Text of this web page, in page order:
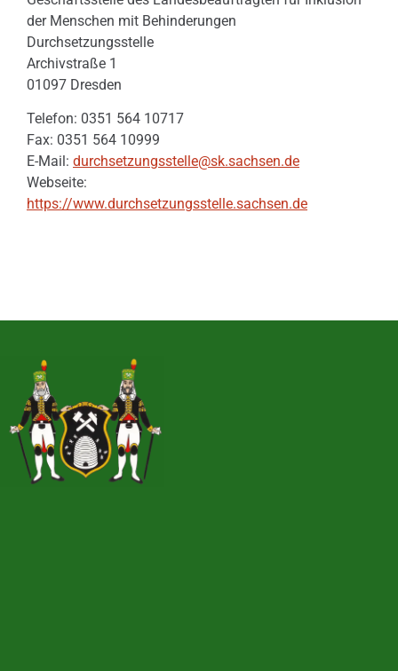
der Menschen mit Behinderungen
Durchsetzungsstelle
Archivstraße 1
01097 Dresden
Telefon: 0351 564 10717
Fax: 0351 564 10999
E-Mail: durchsetzungsstelle@sk.sachsen.de
Webseite:
https://www.durchsetzungsstelle.sachsen.de